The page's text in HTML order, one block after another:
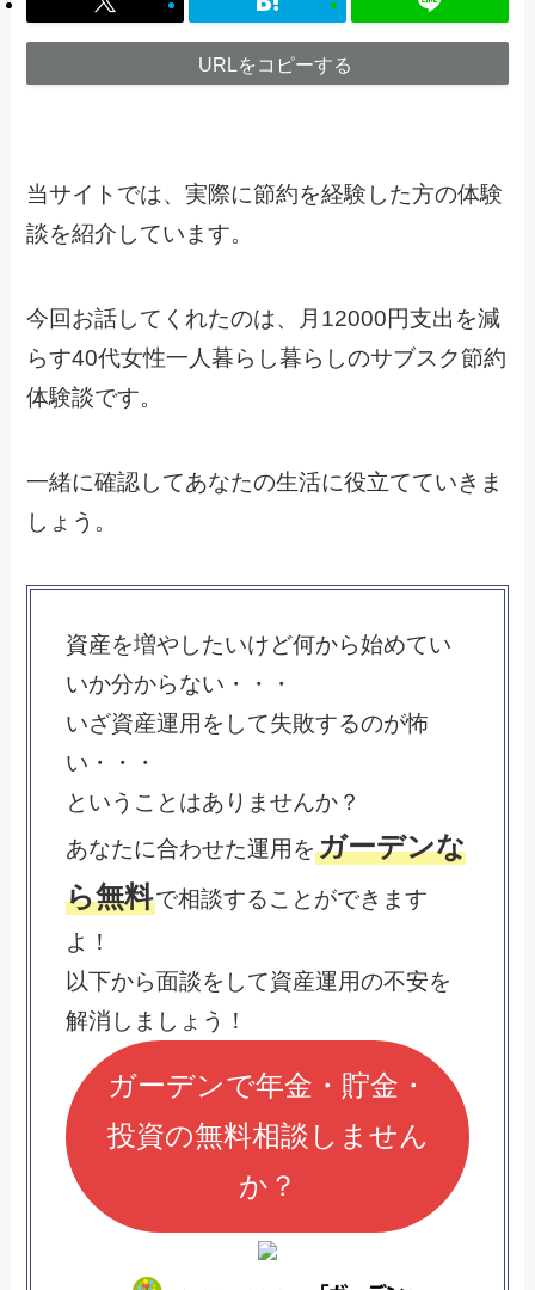
URLをコピーする
当サイトでは、実際に節約を経験した方の体験
談を紹介しています。
今回お話してくれたのは、月12000円支出を減
らす40代女性一人暮らし暮らしのサブスク節約
体験談です。
一緒に確認してあなたの生活に役立てていきま
しょう。
資産を増やしたいけど何から始めてい
いか分からない・・・
いざ資産運用をして失敗するのが怖
い・・・
ということはありませんか？
あなたに合わせた運用をガーデンな
ら無料で相談することができます
よ！
以下から面談をして資産運用の不安を
解消しましょう！
ガーデンで年金・貯金・
投資の無料相談しません
か？